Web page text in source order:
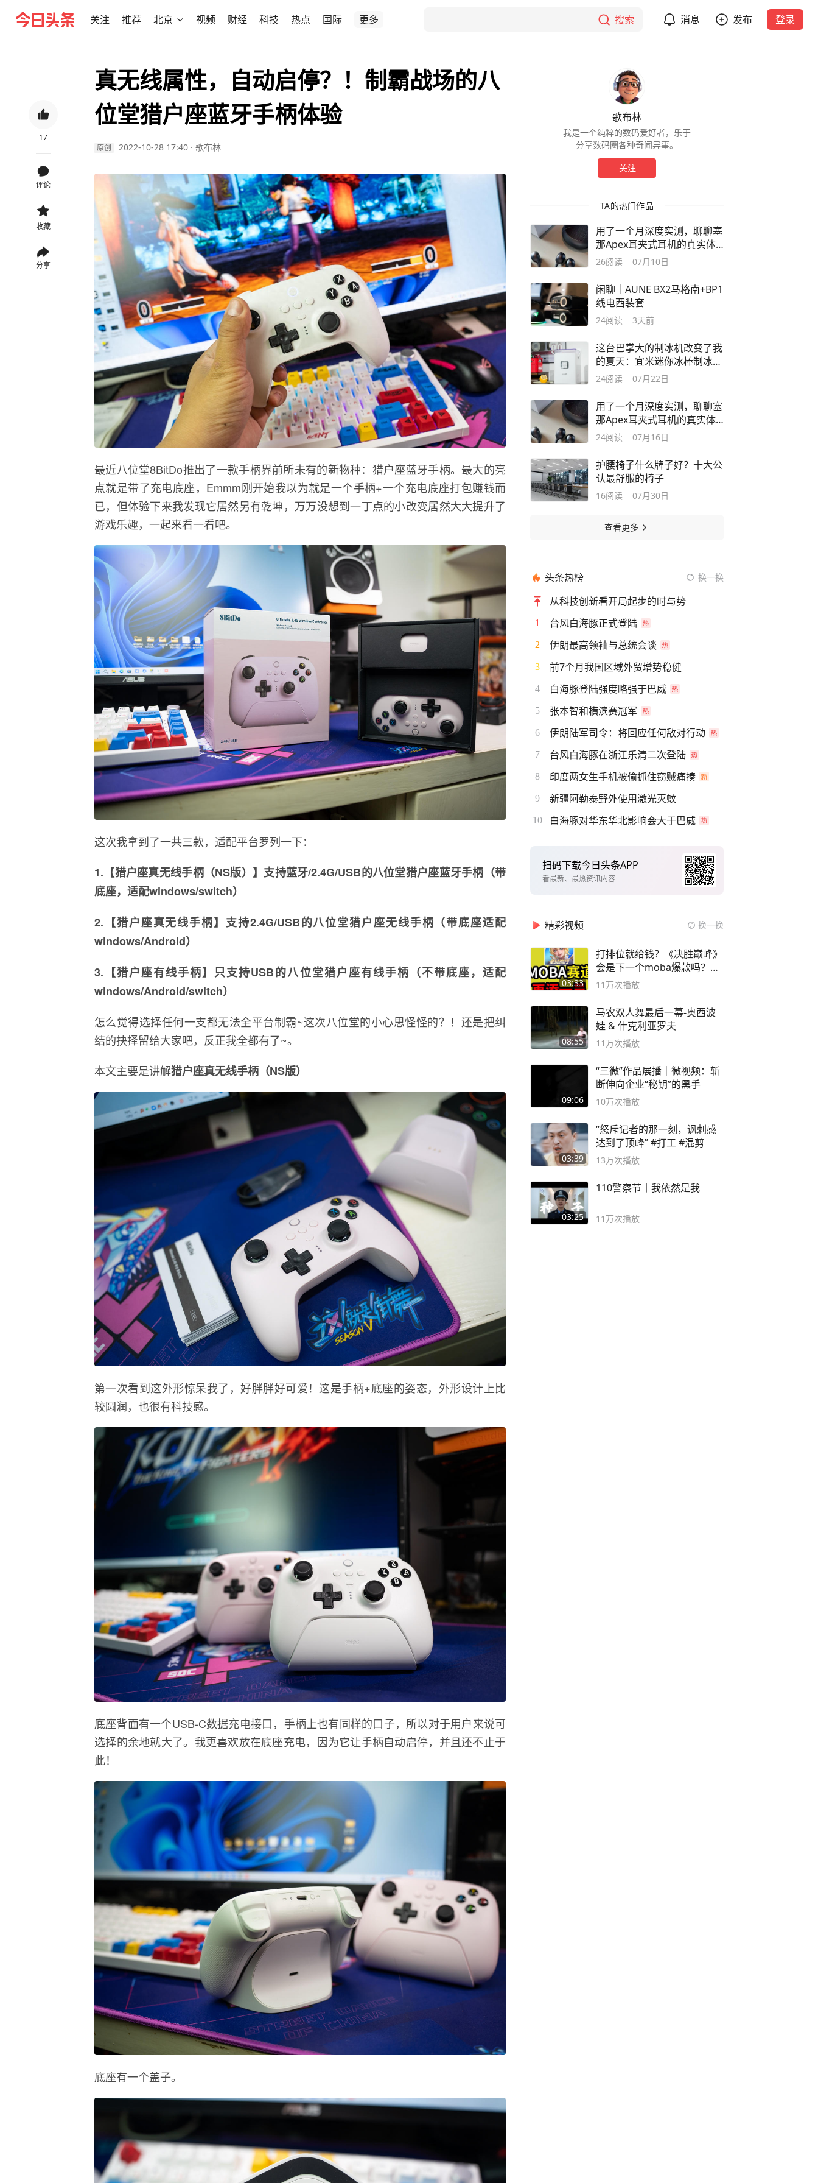
关注 推荐 北京 视频 财经 科技 热点 国际 更多 搜索 消息 发布 登录
17
评论
收藏
分享
真无线属性，自动启停？！制霸战场的八
位堂猎户座蓝牙手柄体验
原创 2022-10-28 17:40 · 歌布林
最近八位堂8BitDo推出了一款手柄界前所未有的新物种：猎户座蓝牙手柄。最大的亮
点就是带了充电底座，Emmm刚开始我以为就是一个手柄+一个充电底座打包赚钱而
已，但体验下来我发现它居然另有乾坤，万万没想到一丁点的小改变居然大大提升了
游戏乐趣，一起来看一看吧。
这次我拿到了一共三款，适配平台罗列一下：
1.【猎户座真无线手柄（NS版）】支持蓝牙/2.4G/USB的八位堂猎户座蓝牙手柄（带
底座，适配windows/switch）
2.【猎户座真无线手柄】支持2.4G/USB的八位堂猎户座无线手柄（带底座适配
windows/Android）
3.【猎户座有线手柄】只支持USB的八位堂猎户座有线手柄（不带底座，适配
windows/Android/switch）
怎么觉得选择任何一支都无法全平台制霸~这次八位堂的小心思怪怪的？！还是把纠
结的抉择留给大家吧，反正我全都有了~。
本文主要是讲解猎户座真无线手柄（NS版）
第一次看到这外形惊呆我了，好胖胖好可爱！这是手柄+底座的姿态，外形设计上比
较圆润，也很有科技感。
底座背面有一个USB-C数据充电接口，手柄上也有同样的口子，所以对于用户来说可
选择的余地就大了。我更喜欢放在底座充电，因为它让手柄自动启停，并且还不止于
此！
底座有一个盖子。
歌布林
我是一个纯粹的数码爱好者，乐于
分享数码圈各种奇闻异事。
关注
TA的热门作品
用了一个月深度实测，聊聊塞
那Apex耳夹式耳机的真实体
验
26阅读 07月10日
闲聊｜AUNE BX2马格南+BP1
线电西装套
24阅读 3天前
这台巴掌大的制冰机改变了我
的夏天：宜米迷你冰棒制冰机
真实体验
24阅读 07月22日
用了一个月深度实测，聊聊塞
那Apex耳夹式耳机的真实体
验
24阅读 07月16日
护腰椅子什么牌子好？十大公
认最舒服的椅子
16阅读 07月30日
查看更多
头条热榜 换一换
从科技创新看开局起步的时与势
1 台风白海豚正式登陆
2 伊朗最高领袖与总统会谈
3 前7个月我国区域外贸增势稳健
4 白海豚登陆强度略强于巴威
5 张本智和横滨赛冠军
6 伊朗陆军司令：将回应任何敌对行动
7 台风白海豚在浙江乐清二次登陆
8 印度两女生手机被偷抓住窃贼痛揍
9 新疆阿勒泰野外使用激光灭蚊
10 白海豚对华东华北影响会大于巴威
扫码下载今日头条APP
看最新、最热资讯内容
精彩视频 换一换
03:33
打排位就给钱？《决胜巅峰》
会是下一个moba爆款吗？#
决胜巅峰
11万次播放
08:55
马农双人舞最后一幕-奥西波
娃 & 什克利亚罗夫
11万次播放
09:06
“三微”作品展播｜微视频：斩
断伸向企业“秘钥”的黑手
10万次播放
03:39
“怒斥记者的那一刻，讽刺感
达到了顶峰” #打工 #混剪
13万次播放
03:25
110警察节丨我依然是我
11万次播放